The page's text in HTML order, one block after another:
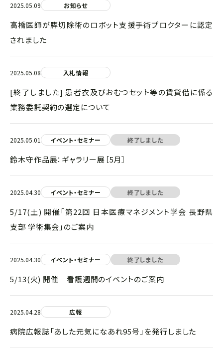
2025.05.09 お知らせ
高橋医師が膵切除術のロボット支援手術プロクターに認定
されました
2025.05.08 入札情報
[終了しました] 患者衣及びおむつセット等の賃貸借に係る
業務委託契約の選定について
2025.05.01 イベント・セミナー 終了しました
鈴木守作品展：ギャラリー展［5月］
2025.04.30 イベント・セミナー 終了しました
5/17(土) 開催「第22回 日本医療マネジメント学会 長野県
支部 学術集会」のご案内
2025.04.30 イベント・セミナー 終了しました
5/13(火) 開催 看護週間のイベントのご案内
2025.04.28 広報
病院広報誌「あした元気になあれ95号」を発行しました